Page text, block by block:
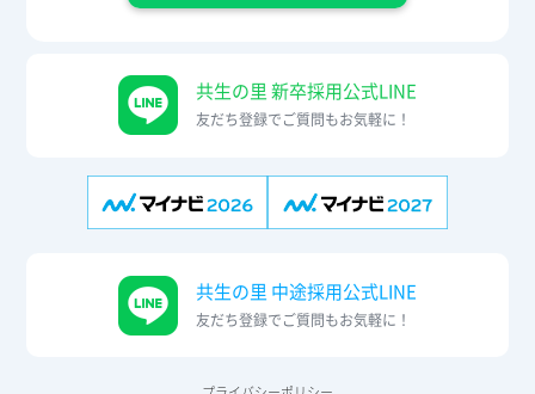
共生の里 新卒採用公式LINE
友だち登録でご質問もお気軽に！
共生の里 中途採用公式LINE
友だち登録でご質問もお気軽に！